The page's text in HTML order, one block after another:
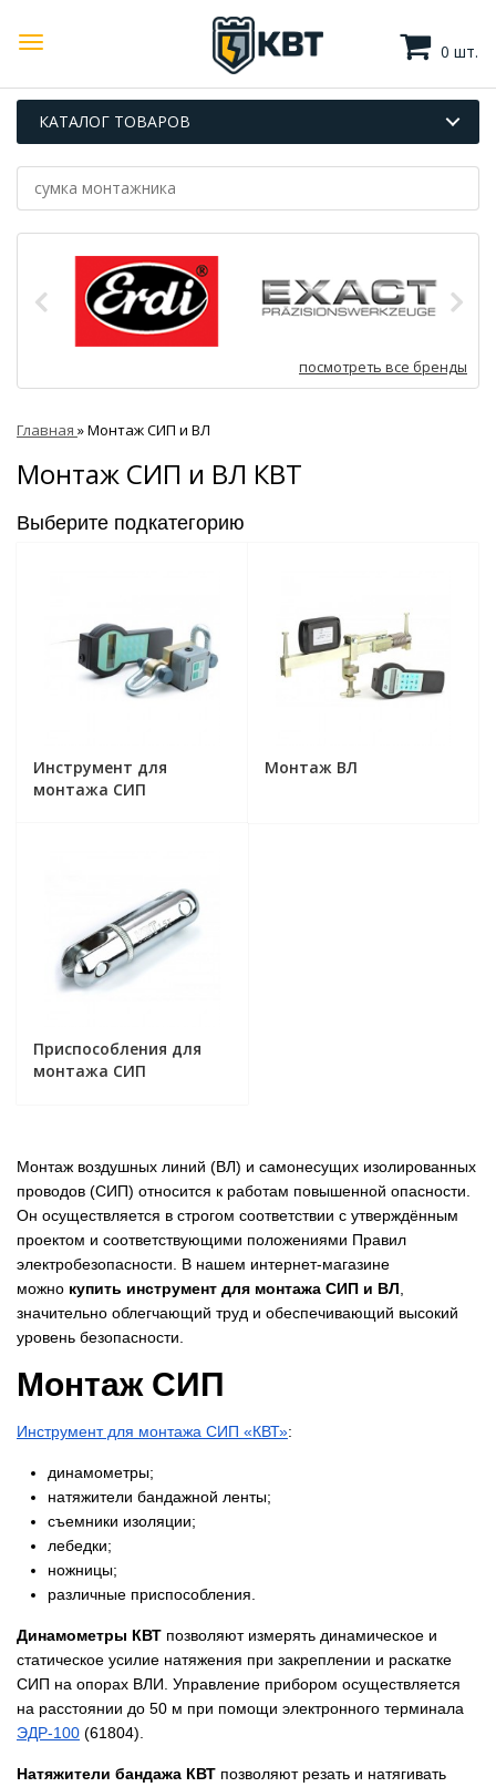
0 шт.
КАТАЛОГ ТОВАРОВ
посмотреть все бренды
Главная »Монтаж СИП и ВЛ
Монтаж СИП и ВЛ КВТ
Выберите подкатегорию
Инструмент для
монтажа СИП
Монтаж ВЛ
Приспособления для
монтажа СИП
Монтаж воздушных линий (ВЛ) и самонесущих изолированных
проводов (СИП) относится к работам повышенной опасности.
Он осуществляется в строгом соответствии с утверждённым
проектом и соответствующими положениями Правил
электробезопасности. В нашем интернет-магазине
можно купить инструмент для монтажа СИП и ВЛ
значительно облегчающий труд и обеспечивающий высокий
уровень безопасности.
Монтаж СИП
​Инструмент для монтажа СИП «КВТ»:
динамометры;
натяжители бандажной ленты;
съемники изоляции;
лебедки;
ножницы;
различные приспособления.
Динамометры КВТ позволяют измерять динамическое и
статическое усилие натяжения при закреплении и раскатке
СИП на опорах ВЛИ. Управление прибором осуществляется
на расстоянии до 50 м при помощи электронного терминала
ЭДР-100 (61804).
Натяжители бандажа КВТ позволяют резать и натягивать